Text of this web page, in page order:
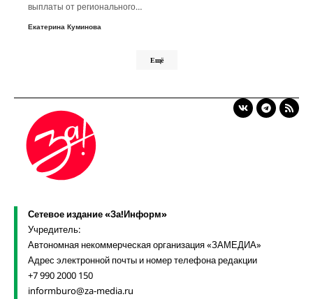
выплаты от регионального…
Екатерина Куминова
Ещё
Сетевое издание «За!Информ»
Учредитель:
Автономная некоммерческая организация «ЗАМЕДИА»
Адрес электронной почты и номер телефона редакции
+7 990 2000 150
informburo@za-media.ru